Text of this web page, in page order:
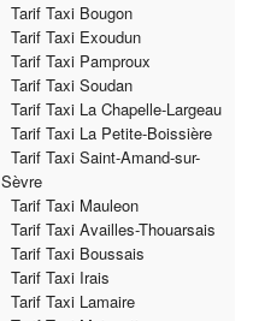
Tarif Taxi Bougon
Tarif Taxi Exoudun
Tarif Taxi Pamproux
Tarif Taxi Soudan
Tarif Taxi La Chapelle-Largeau
Tarif Taxi La Petite-Boissière
Tarif Taxi Saint-Amand-sur-
Sèvre
Tarif Taxi Mauleon
Tarif Taxi Availles-Thouarsais
Tarif Taxi Boussais
Tarif Taxi Irais
Tarif Taxi Lamaire